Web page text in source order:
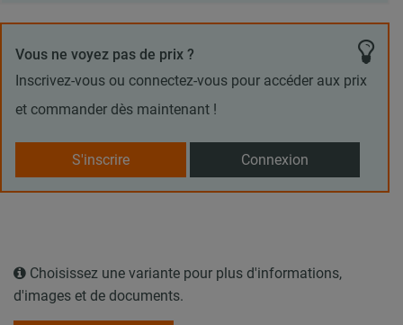
Vous ne voyez pas de prix ?
Inscrivez-vous ou connectez-vous pour accéder aux prix
et commander dès maintenant !
S'inscrire Connexion
Choisissez une variante pour plus d'informations,
d'images et de documents.